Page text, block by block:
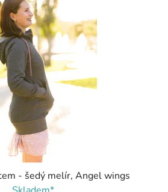
- šedý melír, Angel wings